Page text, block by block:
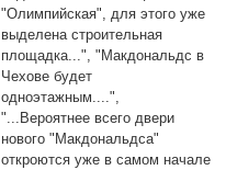
"Олимпийская", для этого уже
выделена строительная
площадка...", "Макдональдс в
Чехове будет
одноэтажным....",
"...Вероятнее всего двери
нового "Макдональдса"
откроются уже в самом начале